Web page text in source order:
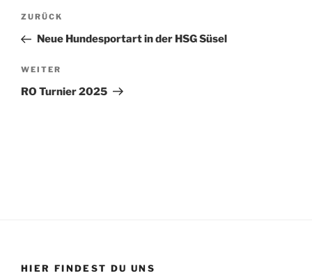
Beitragsnavigation
Vorheriger
Beitrag
ZURÜCK
Neue Hundesportart in der HSG Süsel
Nächster
Beitrag
WEITER
RO Turnier 2025
HIER FINDEST DU UNS